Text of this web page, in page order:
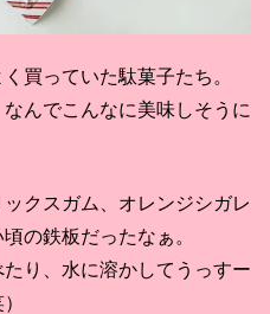
買っていた駄菓子たち。
んでこんなに美味しそうに
クスガム、オレンジシガレ
の鉄板だったなぁ。
り、水に溶かしてうっすー